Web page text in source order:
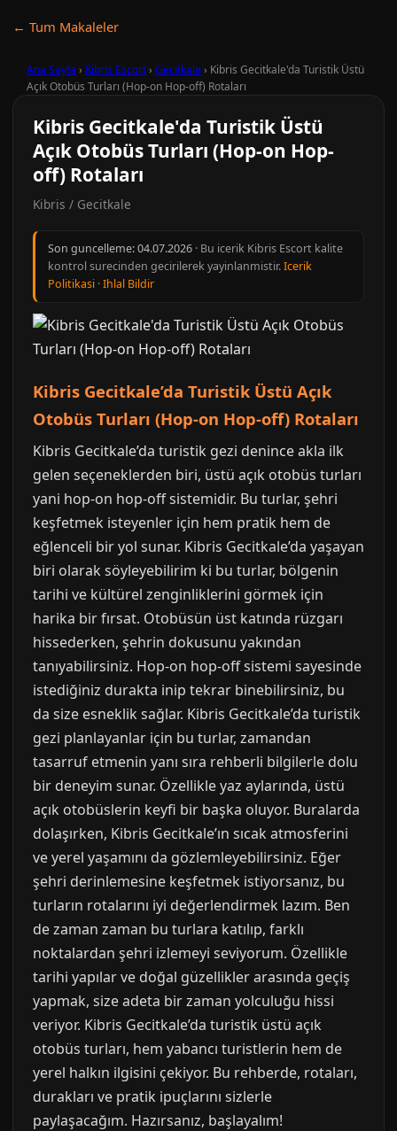
← Tum Makaleler
Ana Sayfa › Kibris Escort› Gecitkale› Kibris Gecitkale'da Turistik Üstü
Açık Otobüs Turları (Hop-on Hop-off) Rotaları
Kibris Gecitkale'da Turistik Üstü
Açık Otobüs Turları (Hop-on Hop-
off) Rotaları
Kibris / Gecitkale
Son guncelleme:04.07.2026 · Bu icerik Kibris Escort kalite
kontrol surecinden gecirilerek yayinlanmistir.Icerik
Politikasi ·Ihlal Bildir
Kibris Gecitkale’da Turistik Üstü Açık
Otobüs Turları (Hop-on Hop-off) Rotaları
Kibris Gecitkale’da turistik gezi denince akla ilk
gelen seçeneklerden biri, üstü açık otobüs turları
yani hop-on hop-off sistemidir. Bu turlar, şehri
keşfetmek isteyenler için hem pratik hem de
eğlenceli bir yol sunar. Kibris Gecitkale’da yaşayan
biri olarak söyleyebilirim ki bu turlar, bölgenin
tarihi ve kültürel zenginliklerini görmek için
harika bir fırsat. Otobüsün üst katında rüzgarı
hissederken, şehrin dokusunu yakından
tanıyabilirsiniz. Hop-on hop-off sistemi sayesinde
istediğiniz durakta inip tekrar binebilirsiniz, bu
da size esneklik sağlar. Kibris Gecitkale’da turistik
gezi planlayanlar için bu turlar, zamandan
tasarruf etmenin yanı sıra rehberli bilgilerle dolu
bir deneyim sunar. Özellikle yaz aylarında, üstü
açık otobüslerin keyfi bir başka oluyor. Buralarda
dolaşırken, Kibris Gecitkale’ın sıcak atmosferini
ve yerel yaşamını da gözlemleyebilirsiniz. Eğer
şehri derinlemesine keşfetmek istiyorsanız, bu
turların rotalarını iyi değerlendirmek lazım. Ben
de zaman zaman bu turlara katılıp, farklı
noktalardan şehri izlemeyi seviyorum. Özellikle
tarihi yapılar ve doğal güzellikler arasında geçiş
yapmak, size adeta bir zaman yolculuğu hissi
veriyor. Kibris Gecitkale’da turistik üstü açık
otobüs turları, hem yabancı turistlerin hem de
yerel halkın ilgisini çekiyor. Bu rehberde, rotaları,
durakları ve pratik ipuçlarını sizlerle
paylaşacağım. Hazırsanız, başlayalım!